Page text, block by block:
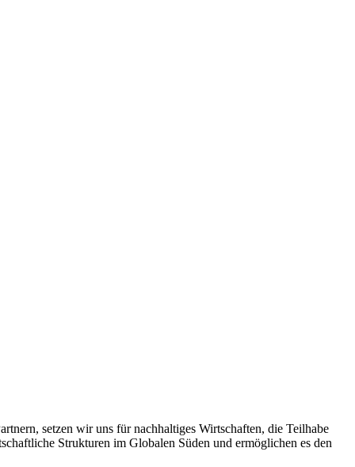
setzen wir uns für nachhaltiges Wirtschaften, die Teilhabe
Strukturen im Globalen Süden und ermöglichen es den